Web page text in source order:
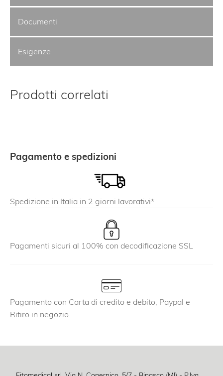
Documenti
Esigenze
Prodotti correlati
Pagamento e spedizioni
Spedizione in Italia in 2 giorni lavorativi*
Pagamenti sicuri al 100% con decodificazione SSL
Pagamento con Carta di credito e debito, Paypal e
Ritiro in negozio